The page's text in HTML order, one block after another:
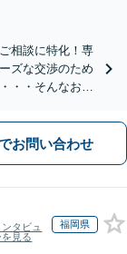
相談に特化！専
ズな交渉のため
・・そんなお悩
お問い合わせ
ンタビュ
を見る
福岡県